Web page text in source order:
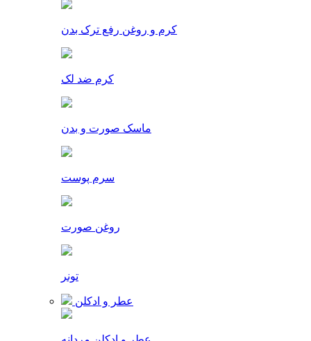
کرم و روغن رفع ترک بدن
کرم ضد لک
ماسک صورت و بدن
سرم پوست
روغن صورت
تونر
عطر و ادکلن